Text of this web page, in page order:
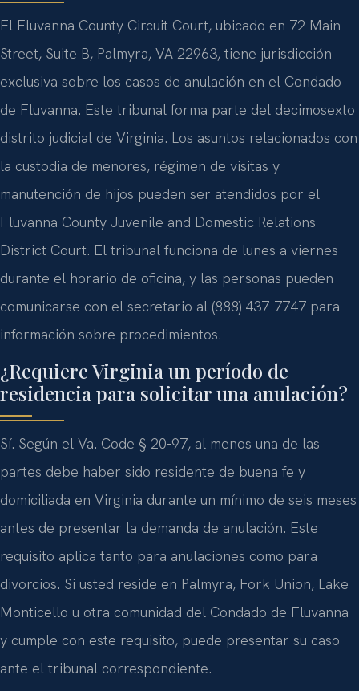
El Fluvanna County Circuit Court, ubicado en 72 Main
Street, Suite B, Palmyra, VA 22963, tiene jurisdicción
exclusiva sobre los casos de anulación en el Condado
de Fluvanna. Este tribunal forma parte del decimosexto
distrito judicial de Virginia. Los asuntos relacionados con
la custodia de menores, régimen de visitas y
manutención de hijos pueden ser atendidos por el
Fluvanna County Juvenile and Domestic Relations
District Court. El tribunal funciona de lunes a viernes
durante el horario de oficina, y las personas pueden
comunicarse con el secretario al (888) 437-7747 para
información sobre procedimientos.
¿Requiere Virginia un período de
residencia para solicitar una anulación?
Sí. Según el Va. Code § 20-97, al menos una de las
partes debe haber sido residente de buena fe y
domiciliada en Virginia durante un mínimo de seis meses
antes de presentar la demanda de anulación. Este
requisito aplica tanto para anulaciones como para
divorcios. Si usted reside en Palmyra, Fork Union, Lake
Monticello u otra comunidad del Condado de Fluvanna
y cumple con este requisito, puede presentar su caso
ante el tribunal correspondiente.